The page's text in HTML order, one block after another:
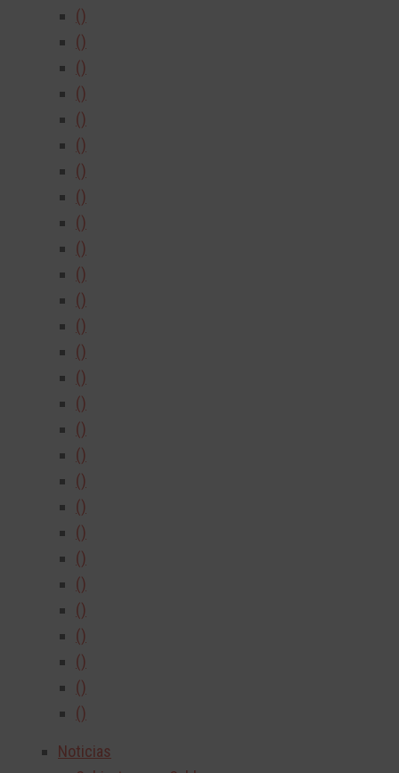
()
()
()
()
()
()
()
()
()
()
()
()
()
()
()
()
()
()
()
()
()
()
()
()
()
()
()
()
Noticias